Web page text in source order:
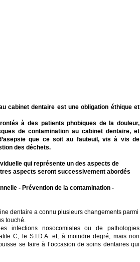
cabinet dentaire est une obligation éthique et
à des patients phobiques de la douleur,
de contamination au cabinet dentaire, et
que ce soit au fauteuil, vis à vis de
des déchets.
qui représente un des aspects de
aspects seront successivement abordés
- Prévention de la contamination -
dentaire a connu plusieurs changements parmi
touché.
infections nosocomiales ou de pathologies
C, le S.I.D.A. et, à moindre degré, mais non
se faire à l’occasion de soins dentaires qui